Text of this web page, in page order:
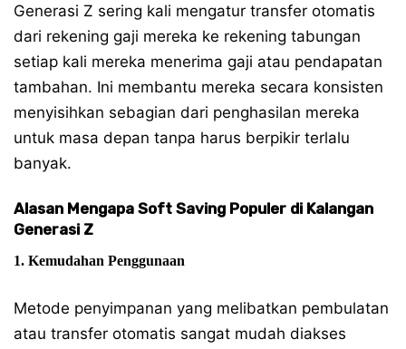
Generasi Z sering kali mengatur transfer otomatis
dari rekening gaji mereka ke rekening tabungan
setiap kali mereka menerima gaji atau pendapatan
tambahan. Ini membantu mereka secara konsisten
menyisihkan sebagian dari penghasilan mereka
untuk masa depan tanpa harus berpikir terlalu
banyak.
Alasan Mengapa Soft Saving Populer di Kalangan
Generasi Z
1. Kemudahan Penggunaan
Metode penyimpanan yang melibatkan pembulatan
atau transfer otomatis sangat mudah diakses